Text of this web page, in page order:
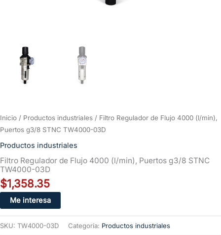
Inicio / Productos industriales / Filtro Regulador de Flujo 4000 (l/min),
Puertos g3/8 STNC TW4000-03D
Productos industriales
Filtro Regulador de Flujo 4000 (l/min), Puertos g3/8 STNC
TW4000-03D
$1,358.35
Me interesa
SKU: TW4000-03D Categoría: Productos industriales